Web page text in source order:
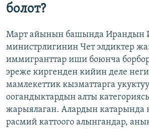
болот?
Март айынын башында Ирандын
министрлигинин Чет элдиктер
иммигранттар иши боюнча
эреже киргенден кийин деле
мамлекеттик кызматтарга
оогандыктардын алты
жарыялаган. Алардын катарында
расмий каттоого алынгандар,